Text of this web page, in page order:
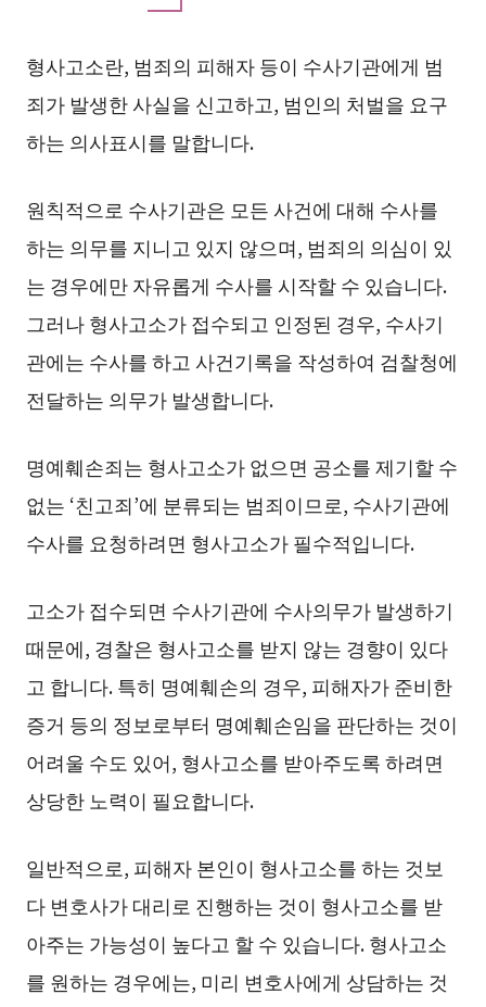
형사고소란, 범죄의 피해자 등이 수사기관에게 범
죄가 발생한 사실을 신고하고, 범인의 처벌을 요구
하는 의사표시를 말합니다.
원칙적으로 수사기관은 모든 사건에 대해 수사를
하는 의무를 지니고 있지 않으며, 범죄의 의심이 있
는 경우에만 자유롭게 수사를 시작할 수 있습니다.
그러나 형사고소가 접수되고 인정된 경우, 수사기
관에는 수사를 하고 사건기록을 작성하여 검찰청에
전달하는 의무가 발생합니다.
명예훼손죄는 형사고소가 없으면 공소를 제기할 수
없는 ‘친고죄’에 분류되는 범죄이므로, 수사기관에
수사를 요청하려면 형사고소가 필수적입니다.
고소가 접수되면 수사기관에 수사의무가 발생하기
때문에, 경찰은 형사고소를 받지 않는 경향이 있다
고 합니다. 특히 명예훼손의 경우, 피해자가 준비한
증거 등의 정보로부터 명예훼손임을 판단하는 것이
어려울 수도 있어, 형사고소를 받아주도록 하려면
상당한 노력이 필요합니다.
일반적으로, 피해자 본인이 형사고소를 하는 것보
다 변호사가 대리로 진행하는 것이 형사고소를 받
아주는 가능성이 높다고 할 수 있습니다. 형사고소
를 원하는 경우에는, 미리 변호사에게 상담하는 것